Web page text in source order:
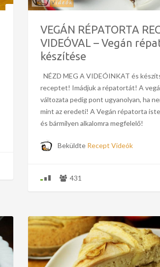
VEGÁN RÉPATORTA
VIDEÓVAL – Vegán
készítése
NÉZD MEG A VIDEÓINKAT és
receptet! Imádjuk a répatortát! A
változata pedig pont ugyanolyan, ha
mint az eredeti! A Vegán répatorta
és bármilyen alkalomra megfelelő!
Beküldte Recept Videók
431